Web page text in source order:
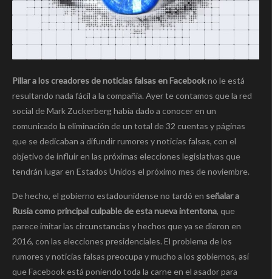
Pillar a los creadores de noticias falsas en Facebookno le está
resultando nada fácil a la compañía. Ayer te contamos que la red
social de Mark Zuckerberg había dado a conocer en un
comunicado la eliminación de un total de 32 cuentas y páginas
que se dedicaban a difundir rumores y noticias falsas, con el
objetivo de influir en las próximas elecciones legislativas que
tendrán lugar en Estados Unidos el próximo mes de noviembre.
De hecho, el gobierno estadounidense no tardó en señalar a
Rusia como principal culpable de esta nueva intentona, que
parece imitar las circunstancias y hechos que ya se dieron en
2016, con las elecciones presidenciales. El problema de los
rumores y noticias falsas preocupa y mucho a los gobiernos, así
que Facebook está poniendo toda la carne en el asador para